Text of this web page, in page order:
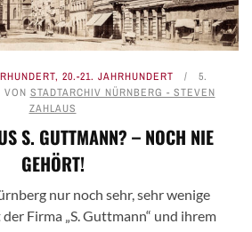
, 20.-21. JAHRHUNDERT
5.
VON STADTARCHIV NÜRNBERG - STEVEN
ZAHLAUS
S. GUTTMANN? – NOCH NIE
GEHÖRT!
nur noch sehr, sehr wenige
Firma „S. Guttmann“ und ihrem